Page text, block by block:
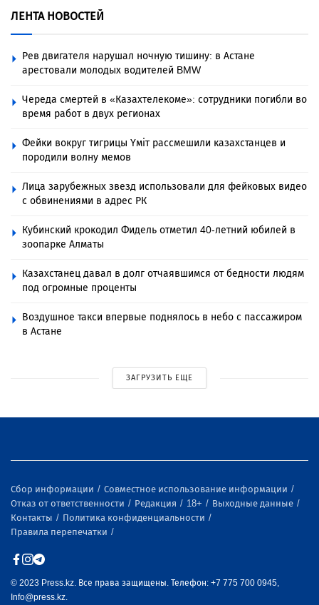
ЛЕНТА НОВОСТЕЙ
Рев двигателя нарушал ночную тишину: в Астане
арестовали молодых водителей BMW
Череда смертей в «Казахтелекоме»: сотрудники погибли во
время работ в двух регионах
Фейки вокруг тигрицы Үміт рассмешили казахстанцев и
породили волну мемов
Лица зарубежных звезд использовали для фейковых видео
с обвинениями в адрес РК
Кубинский крокодил Фидель отметил 40-летний юбилей в
зоопарке Алматы
Казахстанец давал в долг отчаявшимся от бедности людям
под огромные проценты
Воздушное такси впервые поднялось в небо с пассажиром
в Астане
ЗАГРУЗИТЬ ЕЩЕ
Сбор информации
Совместное использование информации
Отказ от ответственности
Редакция 18+
Выходные данные
Контакты
Политика конфиденциальности
Правила перепечатки
© 2023 Press.kz. Все права защищены. Телефон: +7 775 700 0945,
Info@press.kz.